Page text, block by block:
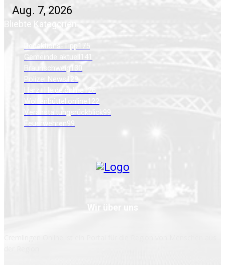
Aug. 7, 2026
Bliebte Kategorien
Redaktions-Tipp 175
Gemeinde aktuell 141
Braunschweig 130
Polizei News 129
Harz+Heide.online 126
Wolfenbüttel.online 122
Veranstaltungsrückblick99
Feuerwehren99
Wir über uns